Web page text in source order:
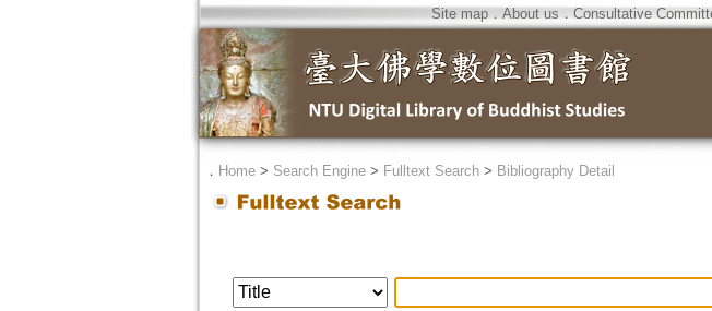
Site map．About us ． Consultative
． Home> Search Engine> Fulltext Search> Bibliography Detail